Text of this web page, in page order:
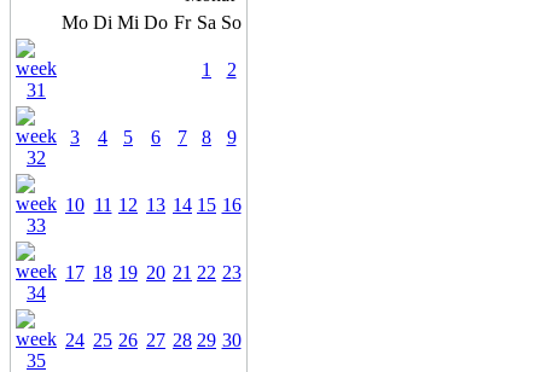
Mo Di Mi Do Fr Sa So
1 2
3 4 5 6 7 8 9
10 11 12 13 14 15 16
17 18 19 20 21 22 23
24 25 26 27 28 29 30